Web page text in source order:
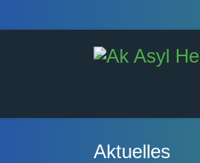
Aktuelles